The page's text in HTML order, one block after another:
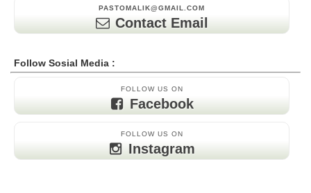
PASTOMALIK@GMAIL.COM
Contact Email
Follow Sosial Media :
FOLLOW US ON
Facebook
FOLLOW US ON
Instagram